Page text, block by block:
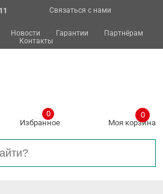
Связаться с нами
Новости Гарантии
Партнёрам
Контакты
Избранное
0
Моя корзина
0